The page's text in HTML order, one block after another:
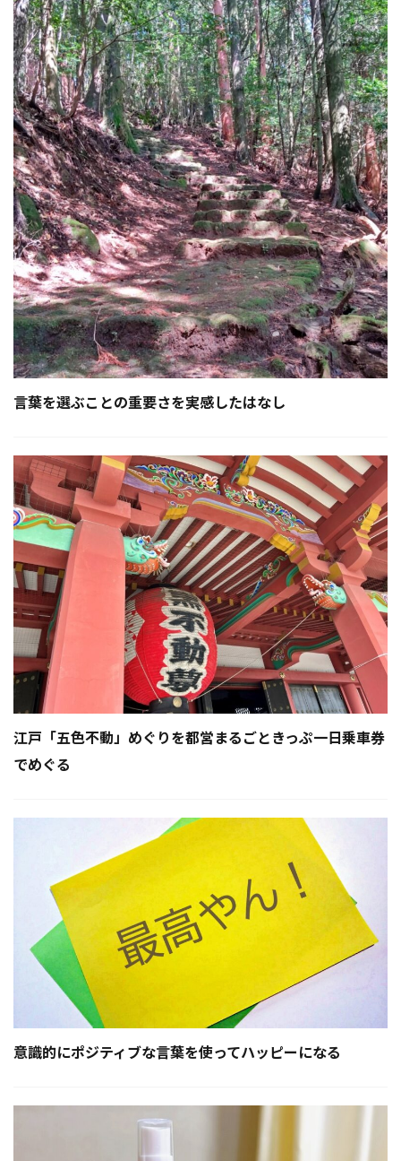
言葉を選ぶことの重要さを実感したはなし
江戸「五色不動」めぐりを都営まるごときっぷ一日乗車券
でめぐる
意識的にポジティブな言葉を使ってハッピーになる